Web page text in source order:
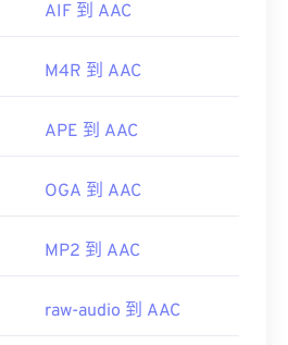
音訊委員會
wiki/Advanced_Audio_Coding
AIF 到 AAC
M4R 到 AAC
APE 到 AAC
OGA 到 AAC
MP2 到 AAC
raw-audio 到 AAC